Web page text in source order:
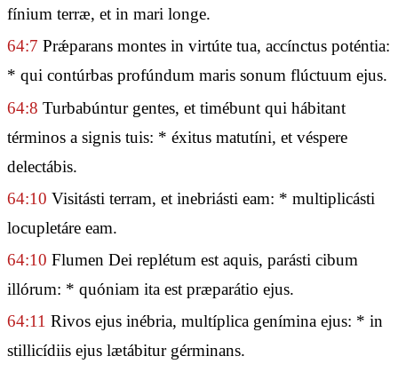
fínium terræ, et in mari longe.
64:7 Prǽparans montes in virtúte tua, accínctus poténtia:
* qui contúrbas profúndum maris sonum flúctuum ejus.
64:8 Turbabúntur gentes, et timébunt qui hábitant
términos a signis tuis: * éxitus matutíni, et véspere
delectábis.
64:10 Visitásti terram, et inebriásti eam: * multiplicásti
locupletáre eam.
64:10 Flumen Dei replétum est aquis, parásti cibum
illórum: * quóniam ita est præparátio ejus.
64:11 Rivos ejus inébria, multíplica genímina ejus: * in
stillicídiis ejus lætábitur gérminans.